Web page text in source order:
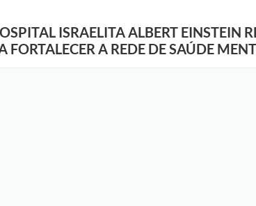
ISRAELITA ALBERT EINSTEIN
A REDE DE SAÚDE